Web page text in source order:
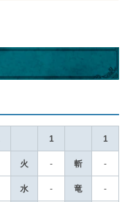
1 1
火 - 斬 -
水 - 竜 -